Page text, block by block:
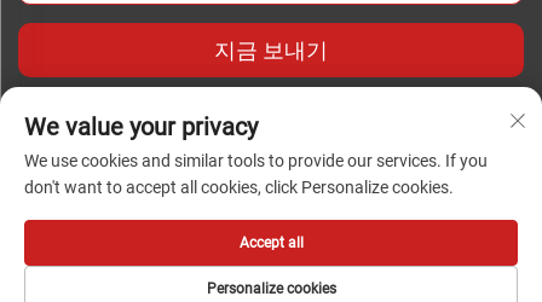
지금 보내기
저작권 © 2024 Foshan Chengwei Industrial Automation Co.,
Ltd. 모든 권리 보유
We value your privacy
We use cookies and similar tools to provide our services. If you
don't want to accept all cookies, click Personalize cookies.
Personalize cookies
Accept all